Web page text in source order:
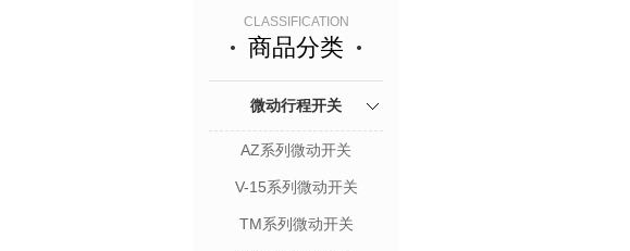
CLASSIFICATION
商品分类
微动行程开关
AZ系列微动开关
V-15系列微动开关
TM系列微动开关